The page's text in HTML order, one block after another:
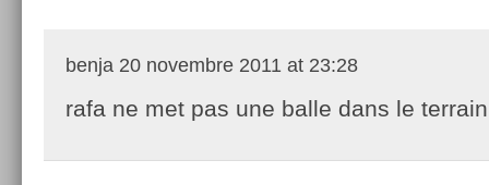
benja 20 novembre 2011 at 23:28
rafa ne met pas une balle dans le